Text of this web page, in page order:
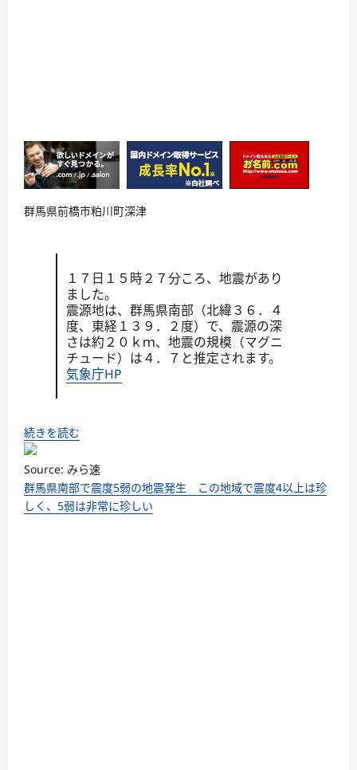
群馬県前橋市粕川町深津
１７日１５時２７分ころ、地震があり
ました。
震源地は、群馬県南部（北緯３６．４
度、東経１３９．２度）で、震源の深
さは約２０ｋｍ、地震の規模（マグニ
チュード）は４．７と推定されます。
気象庁HP
続きを読む
Source: みら速
群馬県南部で震度5弱の地震発生 この地域で震度4以上は珍
しく、5弱は非常に珍しい